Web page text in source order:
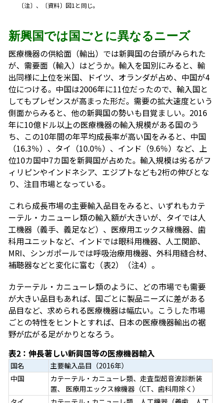
〔注〕、〔資料〕図1と同じ。
新興国では国ごとに異なるニーズ
医療機器の供給面（輸出）では新興国の台頭がみられた
が、需要面（輸入）はどうか。輸入を国別にみると、輸
出同様に上位を米国、ドイツ、オランダが占め、中国が4
位につける。中国は2006年に11位だったので、輸入国と
してもプレゼンスが高まった形だ。需要の拡大速度という
側面からみると、他の新興国の勢いも目覚ましい。2016
年に10億ドル以上の医療機器の輸入規模がある国のう
ち、この10年間の年平均成長率が高い国をみると、中国
（16.3％）、タイ（10.0％）、インド（9.6％）など、上
位10カ国中7カ国を新興国が占めた。輸入規模は劣るがフ
ィリピンやインドネシア、エジプトなども2桁の伸びとな
り、注目市場となっている。
これら成長市場の主要輸入品目をみると、いずれもカテ
ーテル・カニューレ類の輸入額が大きいが、タイでは人
工機器（義手、義足など）、医療用エックス線機器、歯
科用ユニットなど、インドでは眼科用機器、人工関節、
MRI、シンガポールでは呼吸治療用機器、外科用縫合材、
補聴器などと変化に富む（表2）（注4）。
カテーテル・カニューレ類のように、どの市場でも需要
が大きい品目もあれば、国ごとに製品ニーズに差がある
品目など、求められる医療機器は幅広い。こうした市場
ごとの特性をヒントとすれば、日本の医療機器輸出の裾
野が広がる足がかりとなろう。
表2：伸長著しい新興国等の医療機器輸入
国名
主要輸入品目（2016年）
中国
カテーテル・カニューレ類、走査型超音波診断装
置、 医療用エックス線機器（CT、歯科用除く）